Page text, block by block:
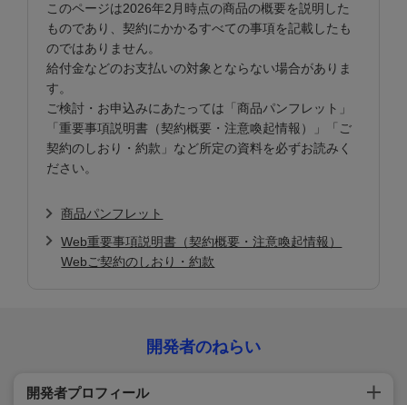
このページは2026年2月時点の商品の概要を説明した
ものであり、契約にかかるすべての事項を記載したも
のではありません。
給付金などのお支払いの対象とならない場合がありま
す。
ご検討・お申込みにあたっては「商品パンフレット」
「重要事項説明書（契約概要・注意喚起情報）」「ご
契約のしおり・約款」など所定の資料を必ずお読みく
ださい。
商品パンフレット
Web重要事項説明書（契約概要・注意喚起情報）
Webご契約のしおり・約款
開発者のねらい
開発者プロフィール